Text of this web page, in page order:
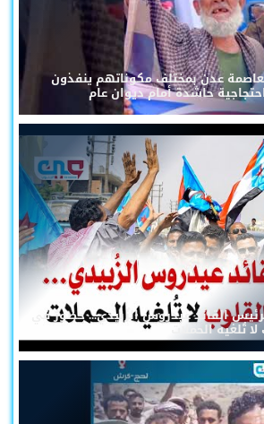
عدن بمختلف مكوناتهم ينفذون
حاشدة أمام ديوان عام
القائد عيدروس الزُبيدي... حضورٌ في
تُلغيه الحملات